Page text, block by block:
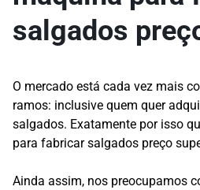
salgados
O mercado está cada vez mais
ramos: inclusive quem quer
salgados. Exatamente por isso
para fabricar salgados preço
Ainda assim, nos preocupamos